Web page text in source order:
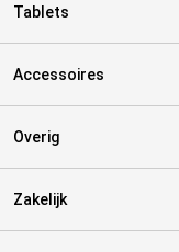
Tablets
Accessoires
Overig
Zakelijk